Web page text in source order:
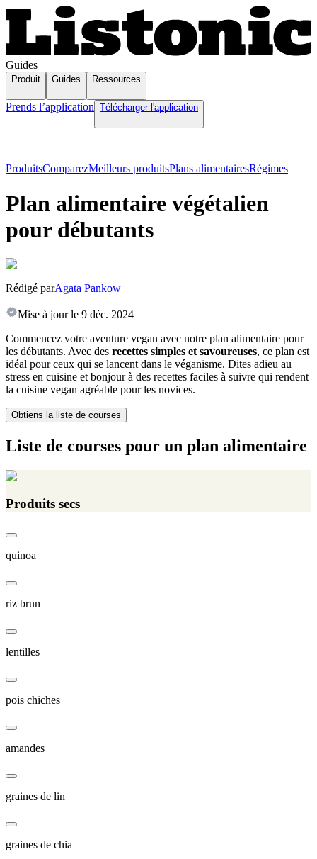
Guides
Produit Guides Ressources
Prends l’application Télécharger l'application
ProduitsComparezMeilleurs produitsPlans alimentairesRégimes
Plan alimentaire végétalien
pour débutants
Rédigé parAgata Pankow
Mise à jour le 9 déc. 2024
Commencez votre aventure vegan avec notre plan alimentaire pour
les débutants. Avec des recettes simples et savoureuses, ce plan est
idéal pour ceux qui se lancent dans le véganisme. Dites adieu au
stress en cuisine et bonjour à des recettes faciles à suivre qui rendent
la cuisine vegan agréable pour les novices.
Obtiens la liste de courses
Liste de courses pour un plan alimentaire
Produits secs
quinoa
riz brun
lentilles
pois chiches
amandes
graines de lin
graines de chia